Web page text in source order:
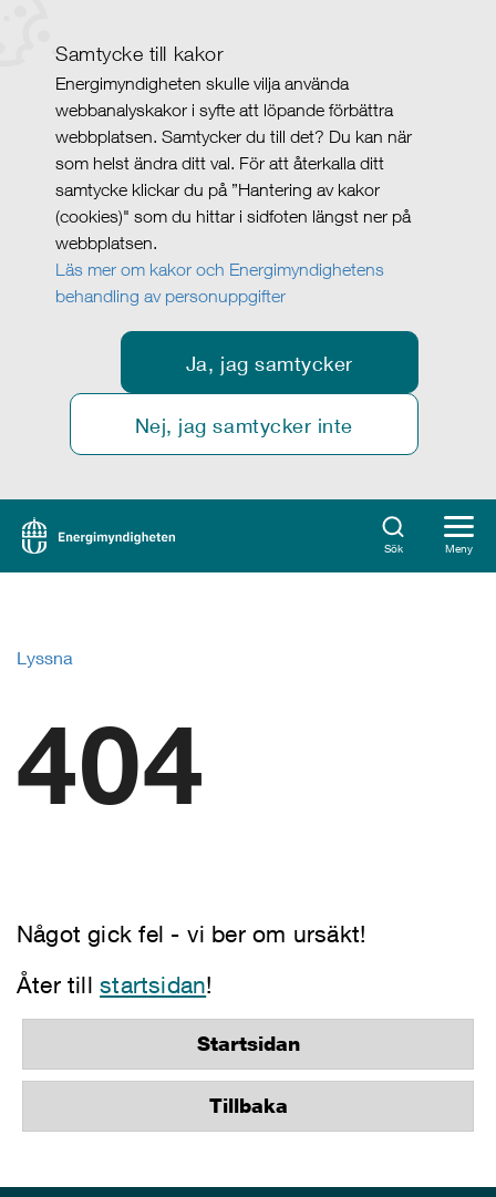
Samtycke till kakor
Energimyndigheten skulle vilja använda
webbanalyskakor i syfte att löpande förbättra
webbplatsen. Samtycker du till det? Du kan när
som helst ändra ditt val. För att återkalla ditt
samtycke klickar du på ”Hantering av kakor
(cookies)" som du hittar i sidfoten längst ner på
webbplatsen.
Läs mer om kakor och Energimyndighetens
behandling av personuppgifter
Ja, jag samtycker
Nej, jag samtycker inte
Sök Meny
Lyssna
404
Något gick fel - vi ber om ursäkt!
Åter tillstartsidan!
Startsidan
Tillbaka